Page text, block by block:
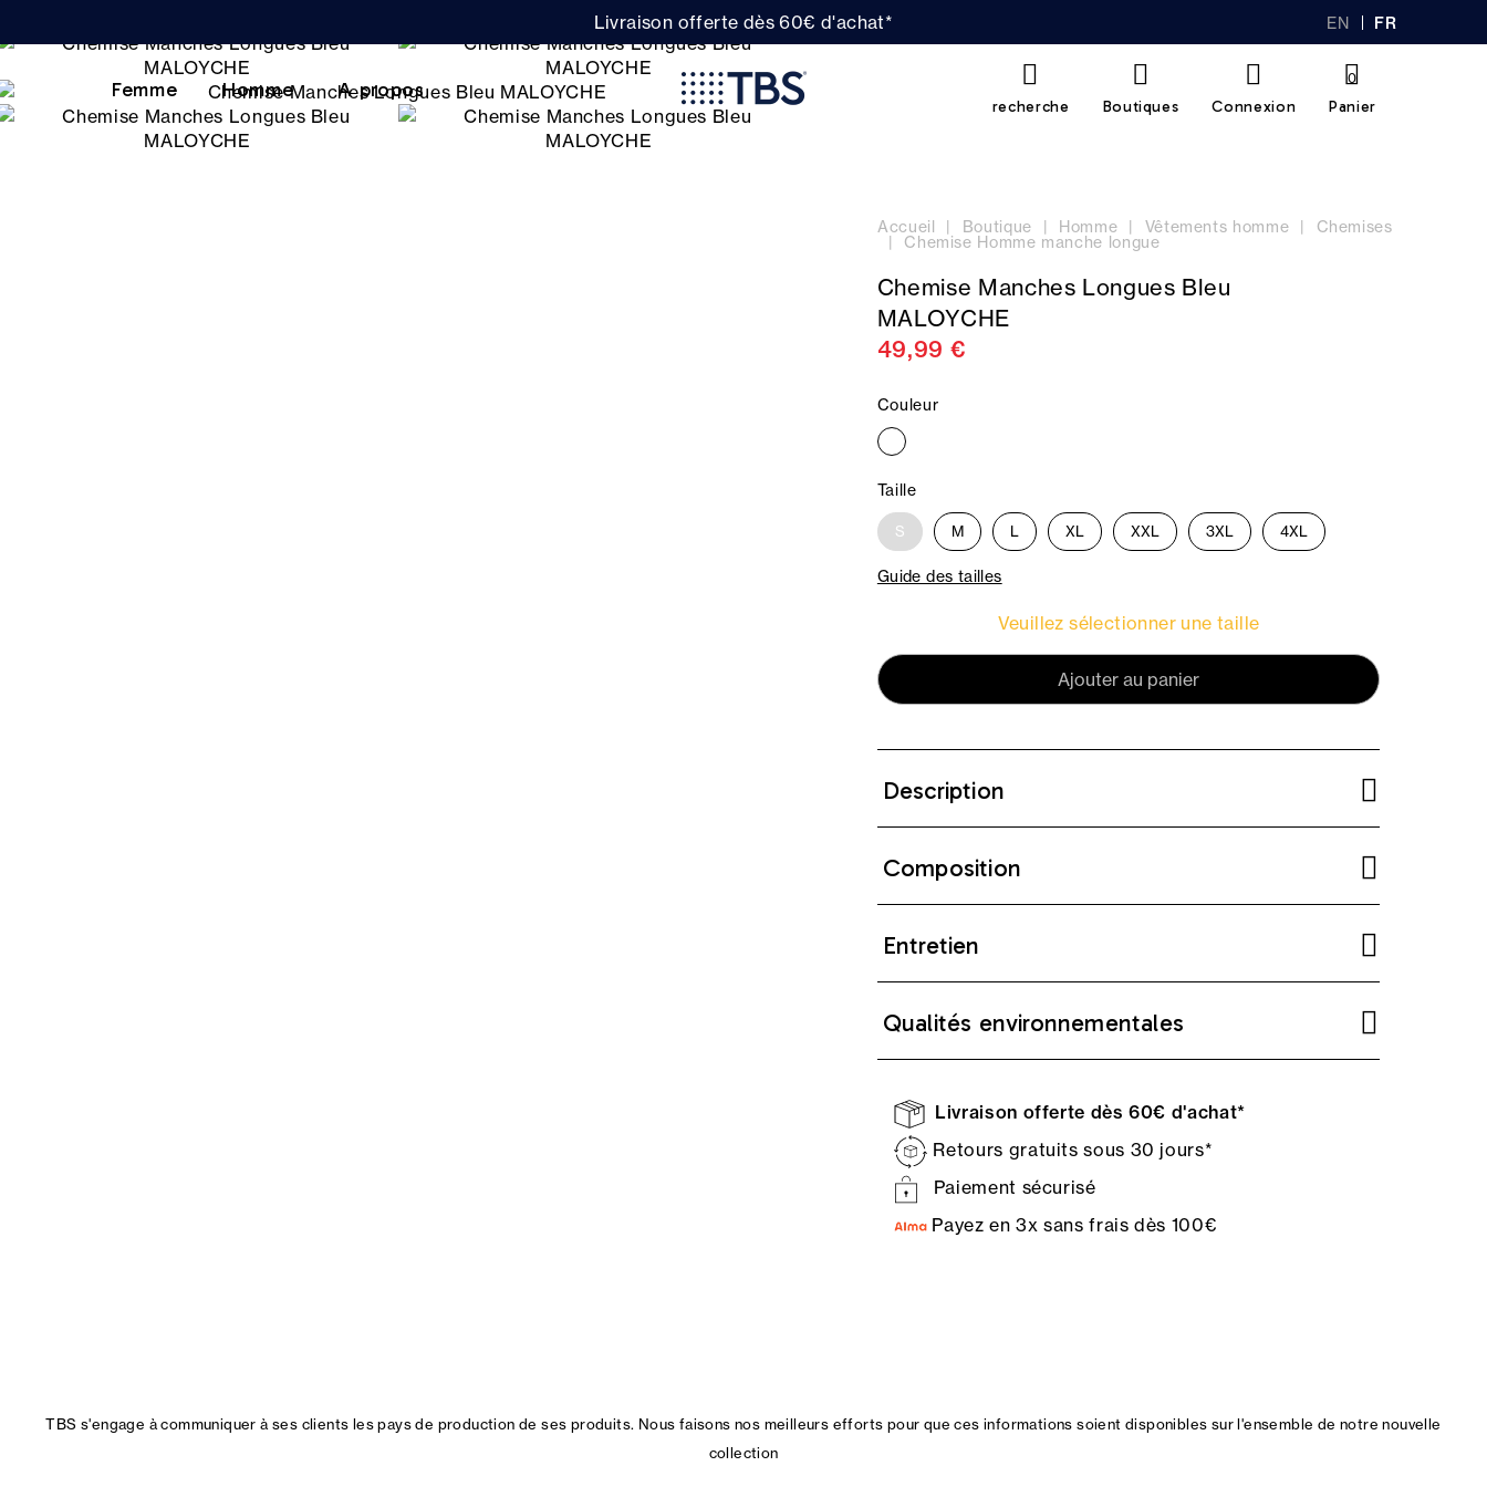
Livraison offerte dès 60€ d'achat* EN FR
Femme Homme A propos
recherche Boutiques Connexion Panier
0
Accueil Boutique Homme Vêtements homme Chemises
Chemise Homme manche longue
Chemise Manches Longues Bleu
MALOYCHE
49,99 €
Couleur
Taille
S M L XL XXL 3XL 4XL
Guide des tailles
Veuillez sélectionner une taille
Ajouter au panier
Description
Composition
Entretien
Qualités environnementales
Livraison offerte dès 60€ d'achat*
Retours gratuits sous 30 jours*
Paiement sécurisé
Payez en 3x sans frais dès 100€
TBS s'engage à communiquer à ses clients les pays de production de ses produits. Nous faisons nos meilleurs efforts pour que ces informations soient disponibles sur l'ensemble de notre nouvelle
collection